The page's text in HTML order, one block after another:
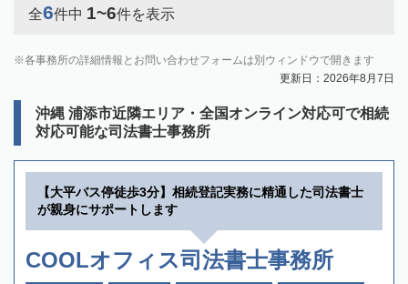
全6件中 1~6件を表示
各事務所の詳細情報とお問い合わせフォームは別ウィンドウで開きます
更新日：2026年8月7日
沖縄 浦添市近隣エリア・全国オンライン対応可で相続
対応可能な司法書士事務所
【大平バス停徒歩3分】相続登記実務に精通した司法書士
が親身にサポートします
COOLオフィス司法書士事務所